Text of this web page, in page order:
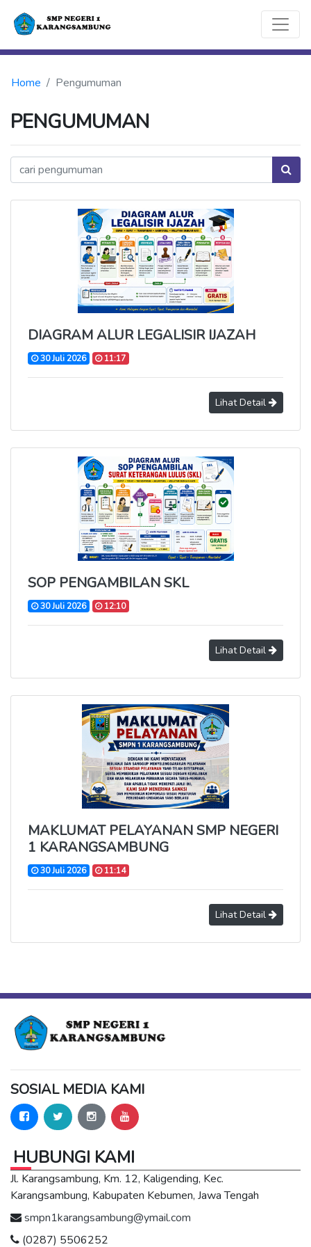
Home Pengumuman
PENGUMUMAN
DIAGRAM ALUR LEGALISIR IJAZAH
30 Juli 2026 11:17
Lihat Detail
SOP PENGAMBILAN SKL
30 Juli 2026 12:10
Lihat Detail
MAKLUMAT PELAYANAN SMP NEGERI
1 KARANGSAMBUNG
30 Juli 2026 11:14
Lihat Detail
SOSIAL MEDIA KAMI
HUBUNGI KAMI
Jl. Karangsambung, Km. 12, Kaligending, Kec.
Karangsambung, Kabupaten Kebumen, Jawa Tengah
smpn1karangsambung@ymail.com
(0287) 5506252